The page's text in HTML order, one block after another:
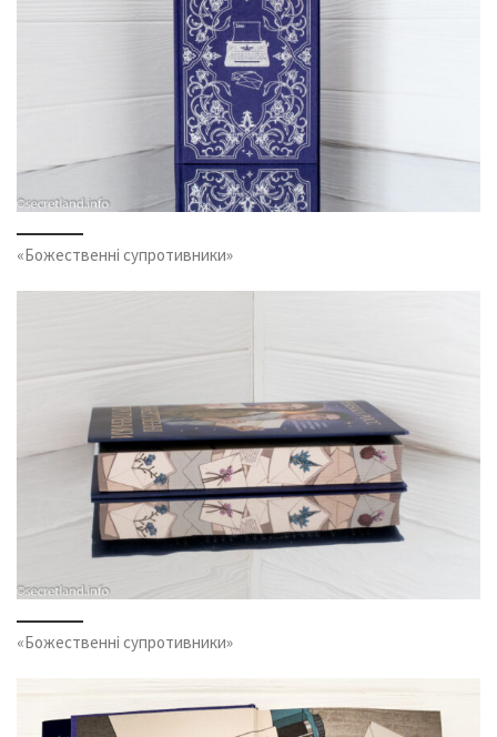
«Божественні супротивники»
«Божественні супротивники»